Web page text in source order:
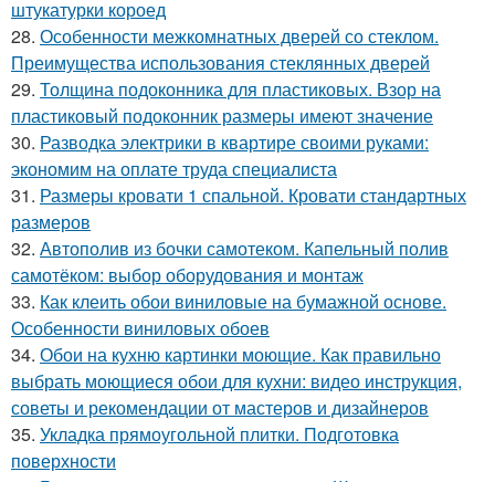
штукатурки короед
28. Особенности межкомнатных дверей со стеклом.
Преимущества использования стеклянных дверей
29. Толщина подоконника для пластиковых. Взор на
пластиковый подоконник размеры имеют значение
30. Разводка электрики в квартире своими руками:
экономим на оплате труда специалиста
31. Размеры кровати 1 спальной. Кровати стандартных
размеров
32. Автополив из бочки самотеком. Капельный полив
самотёком: выбор оборудования и монтаж
33. Как клеить обои виниловые на бумажной основе.
Особенности виниловых обоев
34. Обои на кухню картинки моющие. Как правильно
выбрать моющиеся обои для кухни: видео инструкция,
советы и рекомендации от мастеров и дизайнеров
35. Укладка прямоугольной плитки. Подготовка
поверхности